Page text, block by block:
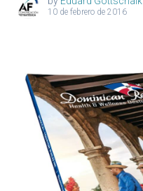
10 de febrero de 2016